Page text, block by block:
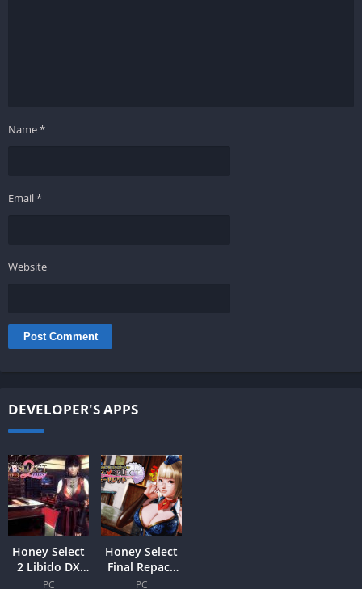
Name*
Email*
Website
DEVELOPER'S APPS
Honey Select
2 Libido DX
English PC
PC
Honey Select
Final Repack
3.5 All DLCs
PC